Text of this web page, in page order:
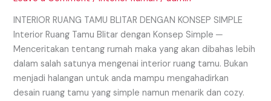
INTERIOR RUANG TAMU BLITAR DENGAN KONSEP SIMPLE
Interior Ruang Tamu Blitar dengan Konsep Simple ─
Menceritakan tentang rumah maka yang akan dibahas lebih
dalam salah satunya mengenai interior ruang tamu. Bukan
menjadi halangan untuk anda mampu mengahadirkan
desain ruang tamu yang simple namun menarik dan cozy.